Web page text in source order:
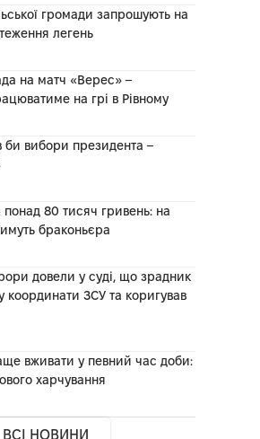
громади запрошують на
легень
на матч «Верес» –
на грі в Рівному
би вибори президента –
80 тисяч гривень: на
браконьєра
довели у суді, що зрадник
координати ЗСУ та коригував
вживати у певний час доби:
харчування
ВСІ НОВИНИ